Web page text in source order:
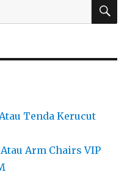
Tenda Kerucut
Arm Chairs VIP